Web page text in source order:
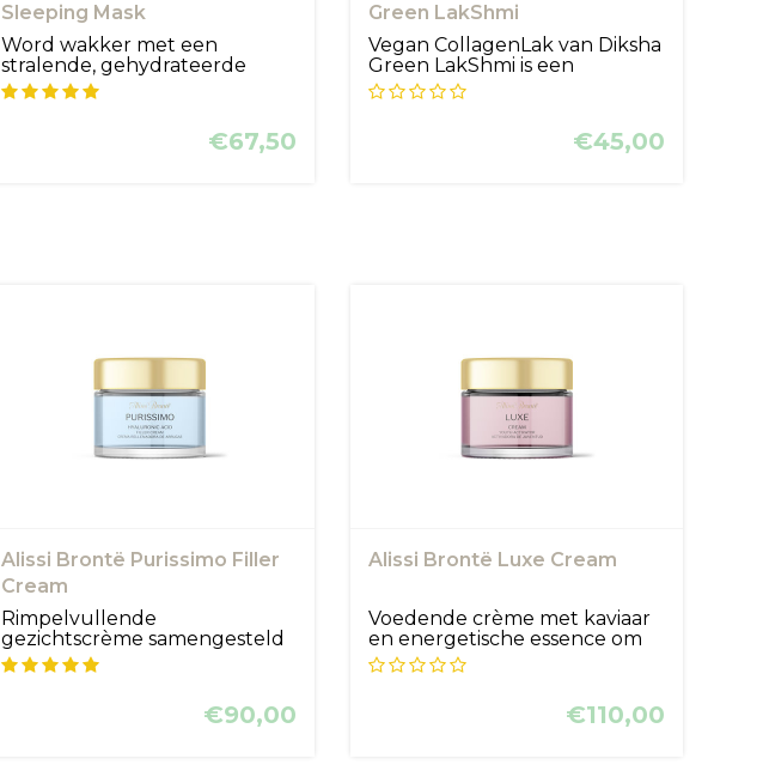
Sleeping Mask
Word wakker met een
stralende, gehydrateerde
huid! PURISSIMO...
€67,50
Green LakShmi
Vegan CollagenLak van Diksha
Green LakShmi is een
plantaardi...
€45,00
Alissi Brontë Purissimo Filler
Cream
Rimpelvullende
gezichtscrème samengesteld
uit een complex v...
€90,00
Alissi Brontë Luxe Cream
Voedende crème met kaviaar
en energetische essence om
de aa...
€110,00